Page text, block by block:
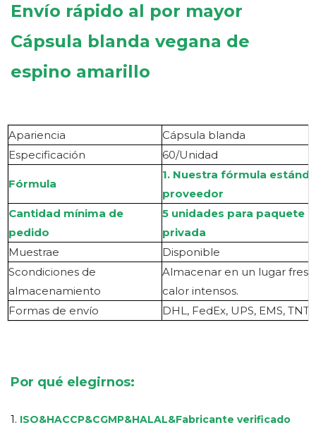
Envío rápido al por mayor
Cápsula blanda vegana de
espino amarillo
Apariencia
Cápsula blanda
Especificación
60/Unidad
Fórmula
1. Nuestra fórmula
proveedor
Cantidad mínima de
pedido
5 unidades para paquete
privada
Muestrae
Disponible
Scondiciones de
almacenamiento
Almacenar en un lugar
calor intensos.
Formas de envío
DHL, FedEx, UPS, EMS,
Por qué elegirnos:
1. ISO&HACCP&CGMP&HALAL&Fabricante verificado